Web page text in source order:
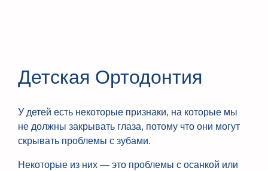
Детская Ортодонтия
У детей есть некоторые признаки, на которые мы
не должны закрывать глаза, потому что они могут
скрывать проблемы с зубами.
Некоторые из них — это проблемы с осанкой или